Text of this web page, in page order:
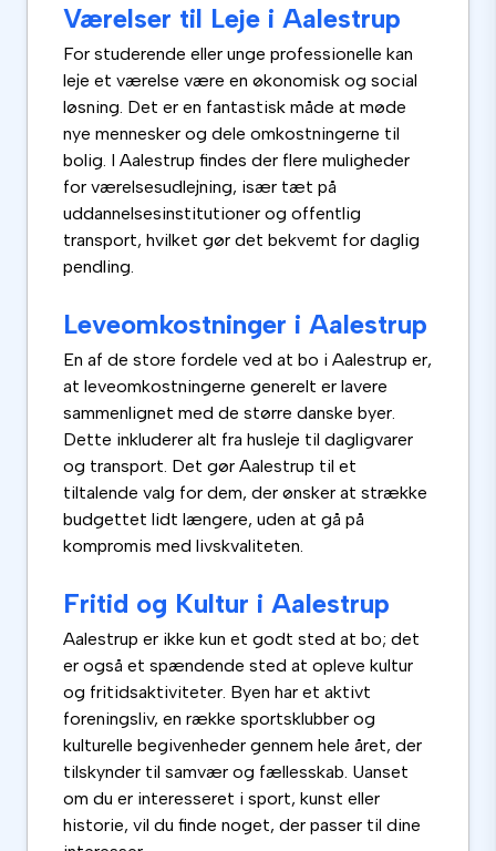
Værelser til Leje i Aalestrup
For studerende eller unge professionelle kan
leje et værelse være en økonomisk og social
løsning. Det er en fantastisk måde at møde
nye mennesker og dele omkostningerne til
bolig. I Aalestrup findes der flere muligheder
for værelsesudlejning, især tæt på
uddannelsesinstitutioner og offentlig
transport, hvilket gør det bekvemt for daglig
pendling.
Leveomkostninger i Aalestrup
En af de store fordele ved at bo i Aalestrup er,
at leveomkostningerne generelt er lavere
sammenlignet med de større danske byer.
Dette inkluderer alt fra husleje til dagligvarer
og transport. Det gør Aalestrup til et
tiltalende valg for dem, der ønsker at strække
budgettet lidt længere, uden at gå på
kompromis med livskvaliteten.
Fritid og Kultur i Aalestrup
Aalestrup er ikke kun et godt sted at bo; det
er også et spændende sted at opleve kultur
og fritidsaktiviteter. Byen har et aktivt
foreningsliv, en række sportsklubber og
kulturelle begivenheder gennem hele året, der
tilskynder til samvær og fællesskab. Uanset
om du er interesseret i sport, kunst eller
historie, vil du finde noget, der passer til dine